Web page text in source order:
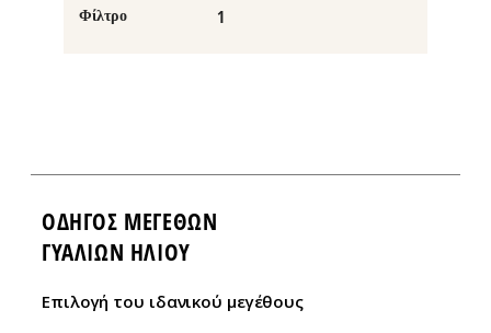
Φίλτρο 1
ΟΔΗΓΌΣ ΜΕΓΕΘΏΝ
ΓΥΑΛΙΩΝ ΗΛΙΟΥ
Eπιλογή του ιδανικού μεγέθους